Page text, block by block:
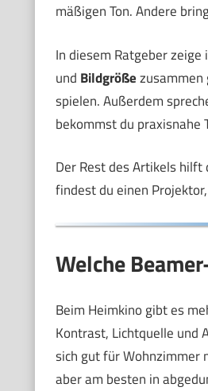
mäßigen Ton. Andere
In diesem Ratgeber
und Bildgrößezusammen
spielen. Außerdem
bekommst du praxisnahe
Der Rest des Artikels
findest du einen
Welche
Beim Heimkino gibt es
Kontrast, Lichtquelle und
sich gut für Wohnzimmer
aber am besten in